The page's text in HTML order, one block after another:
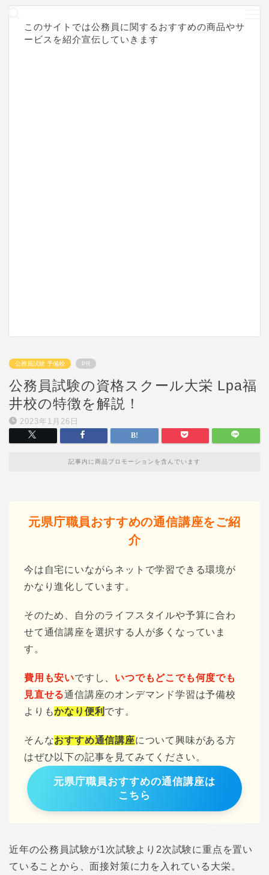
このサイトでは公務員に関するおすすめの商品やサ
ービスを紹介宣伝していきます
公務員試験 予備校 PR
公務員試験の資格スクール大栄 Lpa福
井校の特徴を解説！
2023年1月26日
記事内に商品プロモーションを含んでいます
元県庁職員おすすめの通信講座をご紹
介
今は自宅にいながらネットで学習できる環境が
かなり進化しています。
そのため、自分のライフスタイルや予算に合わ
せて通信講座を選択する人が多くなっていま
す。
費用も安いですし、 いつでもどこでも何度でも
見直せる通信講座のオンデマンド学習は予備校
よりもかなり便利 です。
そんなおすすめ通信講座について興味がある方
はぜひ以下の記事を見てみてください。
元県庁職員おすすめの通信講座は
こちら
近年の公務員試験が1次試験より2次試験に重点を置い
ていることから、面接対策に力を入れている大栄。